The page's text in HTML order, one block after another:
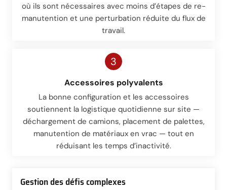
où ils sont nécessaires avec moins d’étapes de re-
manutention et une perturbation réduite du flux de
travail.
3
Accessoires polyvalents
La bonne configuration et les accessoires
soutiennent la logistique quotidienne sur site —
déchargement de camions, placement de palettes,
manutention de matériaux en vrac — tout en
réduisant les temps d’inactivité.
Gestion des défis complexes